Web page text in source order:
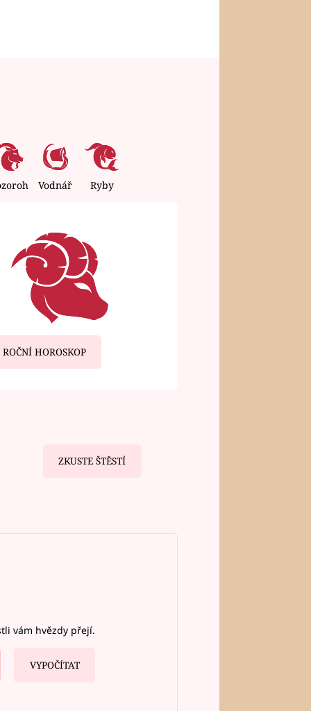
Vodnář Ryby
ROČNÍ HOROSKOP
ZKUSTE ŠTĚSTÍ
vám hvězdy přejí.
VYPOČÍTAT